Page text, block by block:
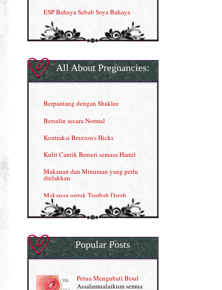
ESP Bahaya Sebab Soya Bahaya
ESP Produk Shaklee Paling HOT
Gla Complex (II)
Herbal Blend the Magic Cream
Nutrisi untuk Ikhtiar Hamil
OMEGA GUARD
Omega Guard: EPA & DHA for kids
OSTEMATRIX
Pantang Larang dalam Pengambilan
Vitamin
Penjagaan Rambut: Prosante Hair Care
All About Pregnancies:
Berpantang dengan Shaklee
Bersalin secara Normal
Kontraksi Braxton's Hicks
Kulit Cantik Berseri semasa Hamil
Makanan dan Minuman yang perlu
dielakkan
Makanan untuk Tambah Darah
Masalah HB rendah?
Normal VS Czer
Pemakanan Semasa Hamil
Penyusuan Bayi
Popular Posts
Petua Mengubati Bisul
Assalamualaikum semua